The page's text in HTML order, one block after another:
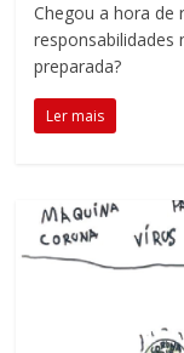
Chegou a hora de
responsabilidades
preparada?
Ler mais